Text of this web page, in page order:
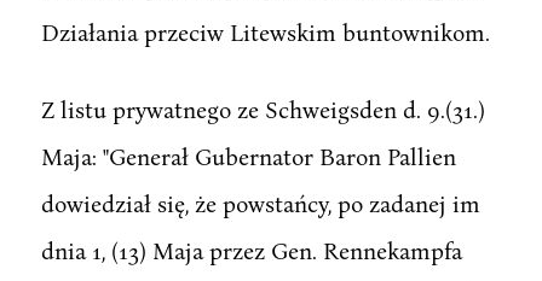
Działania przeciw Litewskim buntownikom.
Z listu prywatnego ze Schweigsden d. 9.(31.)
Maja: "Generał Gubernator Baron Pallien
dowiedział się, że powstańcy, po zadanej im
dnia 1, (13) Maja przez Gen. Rennekampfa